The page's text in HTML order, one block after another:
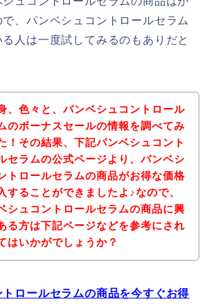
、パンベシュコントロールセラム
人は一度試してみるのもありだと
、色々と、パンベシュコントロール
のボーナスセールの情報を調べてみ
！その結果、下記パンベシュコント
セラムの公式ページより、パンベシ
トロールセラムの商品がお得な価格
することができましたよ♪なので、
シュコントロールセラムの商品に興
る方は下記ページなどを参考にされ
はいかがでしょうか？
ロールセラムの商品を今すぐお得